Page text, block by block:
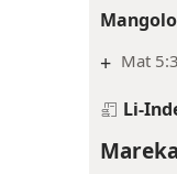
+ Mat
Li-